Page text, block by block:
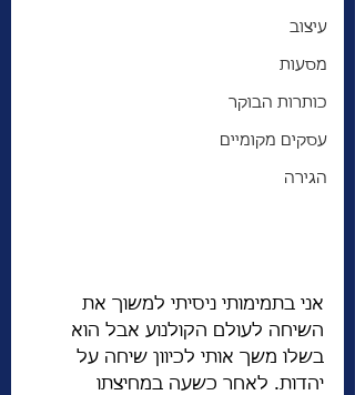
עיצוב
מסעות
כותרות הבוקר
עסקים מקומיים
הגירה
אני בתמימותי ניסיתי למשוך את
השיחה לעולם הקולנוע אבל הוא
בשלו משך אותי לכיוון שיחה על
יהדות. לאחר כשעה במחיצתו